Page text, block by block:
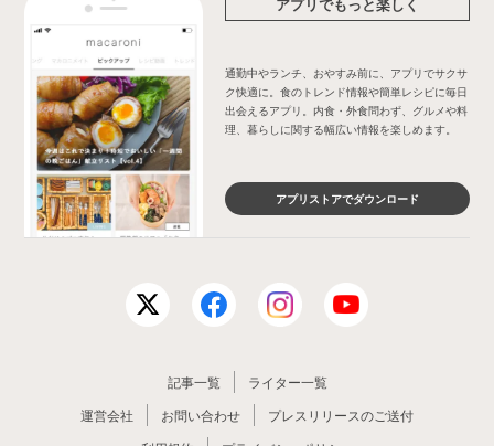
通勤中やランチ、おやすみ前に、アプリでサクサ
ク快適に。食のトレンド情報や簡単レシピに毎日
出会えるアプリ。内食・外食問わず、グルメや料
理、暮らしに関する幅広い情報を楽しめます。
アプリストアでダウンロード
記事一覧
ライター一覧
運営会社
お問い合わせ
プレスリリースのご送付